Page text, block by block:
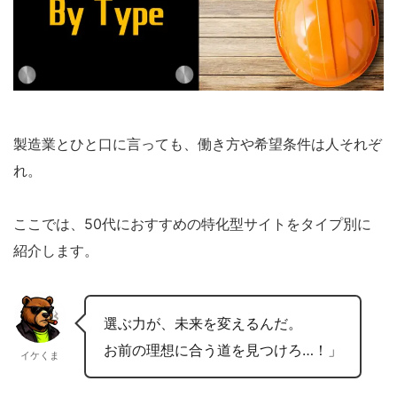
製造業とひと口に言っても、働き方や希望条件は人それぞ
れ。
ここでは、50代におすすめの特化型サイトをタイプ別に
紹介します。
イケくま
選ぶ力が、未来を変えるんだ。
お前の理想に合う道を見つけろ…！」